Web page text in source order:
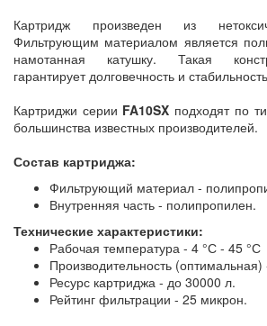
Картридж произведен из
Фильтрующим материалом является
намотанная катушку. Такая
гарантирует долговечность и
Картриджи серии FA10SX подходят по
большинства известных производителей.
Состав картриджа:
Фильтрующий материал -
Внутренняя часть - полипропилен.
Технические характеристики:
Рабочая температура - 4 °С - 45 °С
Производительность
Ресурс картриджа - до 30000 л.
Рейтинг фильтрации - 25 микрон.